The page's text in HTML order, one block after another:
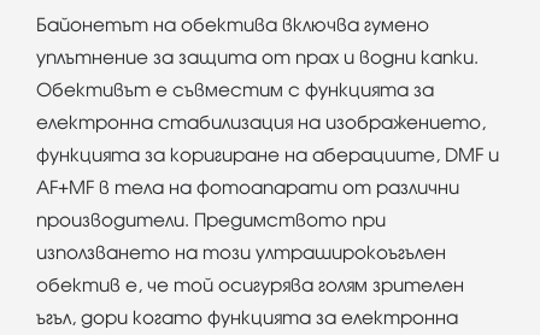
Байонетът на обектива включва гумено
уплътнение за защита от прах и водни капки.
Обективът е съвместим с функцията за
електронна стабилизация на изображението,
функцията за коригиране на аберациите, DMF и
AF+MF в тела на фотоапарати от различни
производители. Предимството при
използването на този ултраширокоъгълен
обектив е, че той осигурява голям зрителен
ъгъл, дори когато функцията за електронна